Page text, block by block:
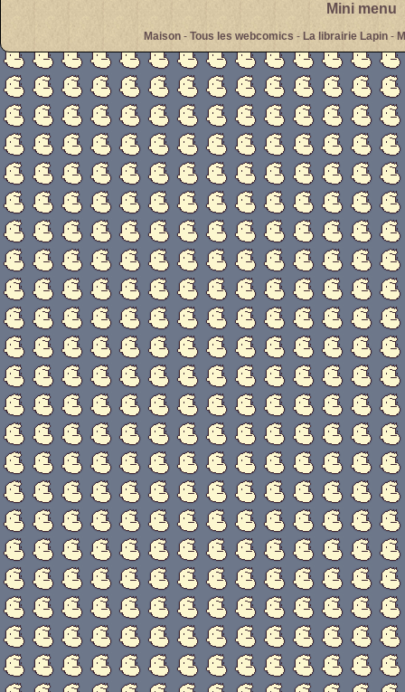
Mini menu
Maison- Tous les webcomics - La librairie Lapin-